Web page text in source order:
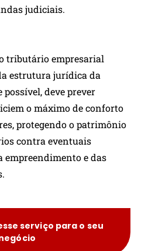
judiciais.
tributário empresarial
estrutura jurídica da
possível, deve prever
o máximo de conforto
protegendo o patrimônio
contra eventuais
empreendimento e das
serviço para o seu